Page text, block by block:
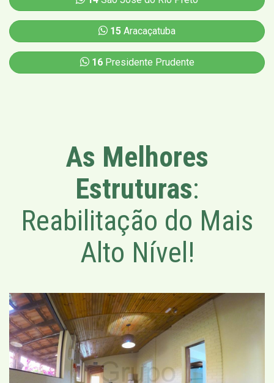
15 Aracaçatuba
16Presidente Prudente
As Melhores
Estruturas:
Reabilitação do Mais
Alto Nível!